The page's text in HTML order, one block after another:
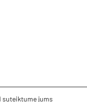
suteiktume jums